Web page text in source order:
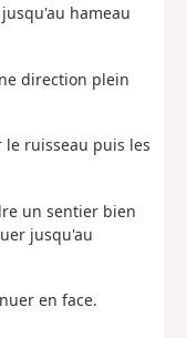
hameau
direction plein
ruisseau puis les
un sentier bien
jusqu'au
en face.